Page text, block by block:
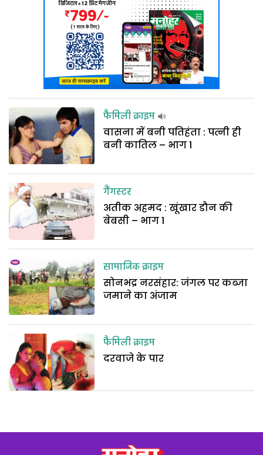
फैमिली क्राइम
वासना में बनी पतिहंता : पत्नी ही
बनी कातिल – भाग 1
गैंगस्टर
अतीक अहमद : खूंखार डौन की
बेबसी – भाग 1
सामाजिक क्राइम
सोनभद्र नरसंहार: जंगल पर कब्जा
जमाने का अंजाम
फैमिली क्राइम
दरवाजे के पार